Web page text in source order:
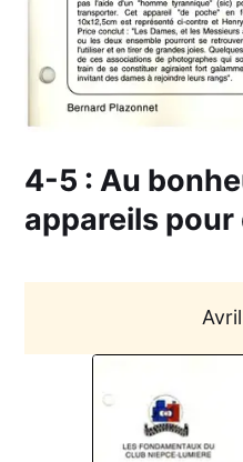
4-5 : Au
appareils pour